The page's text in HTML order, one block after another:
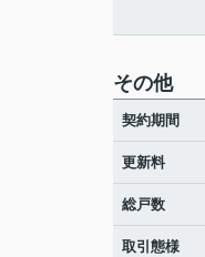
その他
契約期間
更新料
総戸数
取引態様